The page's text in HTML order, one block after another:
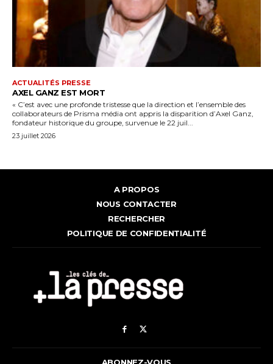
ACTUALITÉS PRESSE
AXEL GANZ EST MORT
« C’est avec une profonde tristesse que la direction et l’ensemble des
collaborateurs de Prisma média ont appris la disparition d’Axel Ganz,
fondateur historique du groupe, survenue le 22 juil...
23 juillet 2026
A PROPOS
NOUS CONTACTER
RECHERCHER
POLITIQUE DE CONFIDENTIALITÉ